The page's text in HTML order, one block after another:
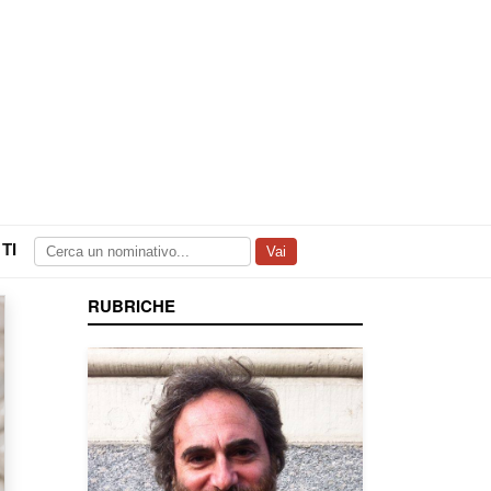
Vai
RUBRICHE